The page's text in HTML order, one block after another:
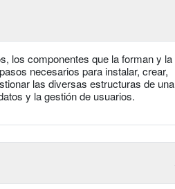
los componentes que la forman y la
necesarios para instalar, crear,
las diversas estructuras de una
y la gestión de usuarios.